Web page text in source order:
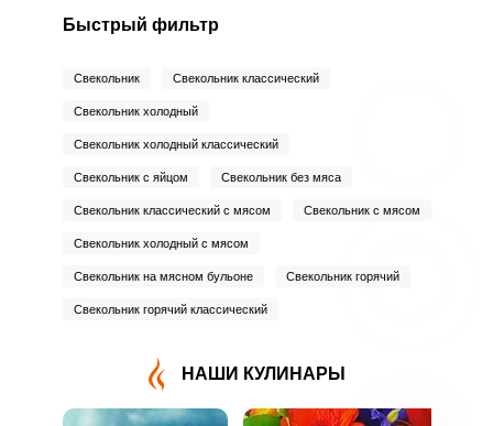
Быстрый фильтр
Свекольник Свекольник классический
Свекольник холодный
Свекольник холодный классический
Свекольник с яйцом Свекольник без мяса
Свекольник классический с мясом Свекольник с мясом
Свекольник холодный с мясом
Свекольник на мясном бульоне Свекольник горячий
Свекольник горячий классический
НАШИ КУЛИНАРЫ